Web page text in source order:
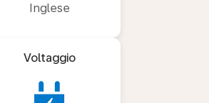
Inglese
Voltaggio